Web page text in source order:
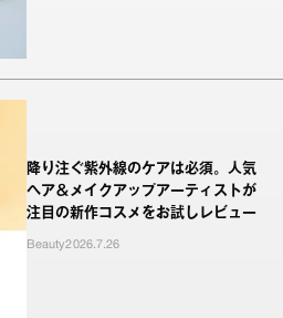
降り注ぐ紫外線のケアは必須。人気
ヘア＆メイクアップアーティストが
注目の新作コスメをお試しレビュー
Beauty2026.7.26